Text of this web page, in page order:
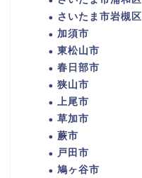
さいたま市岩槻区
加須市
東松山市
春日部市
狭山市
上尾市
草加市
蕨市
戸田市
鳩ヶ谷市